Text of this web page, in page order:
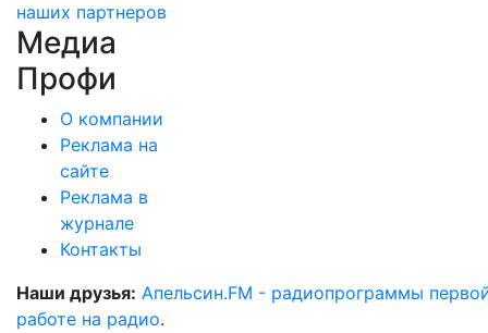
наших партнеров
Медиа
Профи
О компании
Реклама на
сайте
Реклама в
журнале
Контакты
Наши друзья: Апельсин.FM - радиопрограммы
работе на радио.